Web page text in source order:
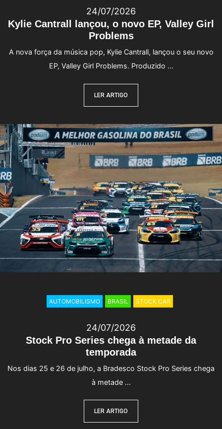
Kylie Cantrall lançou, o novo EP, Valley Girl
Problems
24/07/2026
A nova força da música pop, Kylie Cantrall, lançou o seu novo
EP, Valley Girl Problems. Produzido …
LER ARTIGO
Stock Pro Series chega à metade da
temporada
24/07/2026
Nos dias 25 e 26 de julho, a Bradesco Stock Pro Series chega
à metade …
LER ARTIGO
AUTOMOBILISMO BRASIL STOCK CAR